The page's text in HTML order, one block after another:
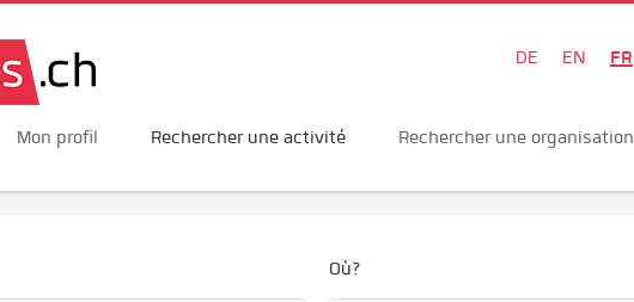
DE EN FR
Mon profil Rechercher une activité Rechercher une organisation
Où?